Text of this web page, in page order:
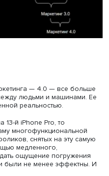
пакет и издержки.
— обратился Игорь
цену на свой
потому что меня
девушка.
Лояльного покупателя
цене за 1,5» выгодно в
и потребителю. Издержки
преимущественно